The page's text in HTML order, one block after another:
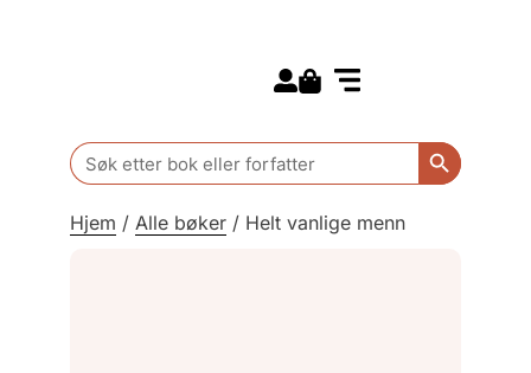
Search
for:
Search
Hjem / Alle bøker / Helt vanlige menn